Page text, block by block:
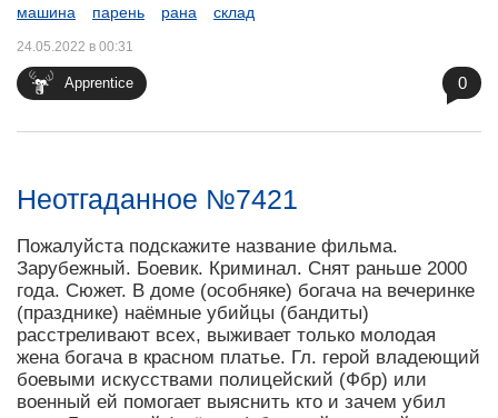
машина
парень рана склад
Apprentice
24.05.2022 в 00:31
0
Неотгаданное №7421
Пожалуйста подскажите название фильма.
Зарубежный. Боевик. Криминал. Снят раньше 2000
года. Сюжет. В доме (особняке) богача на вечеринке
(празднике) наёмные убийцы (бандиты)
расстреливают всех, выживает только молодая
жена богача в красном платье. Гл. герой владеющий
боевыми искусствами полицейский (Фбр) или
военный ей помогает выяснить кто и зачем убил